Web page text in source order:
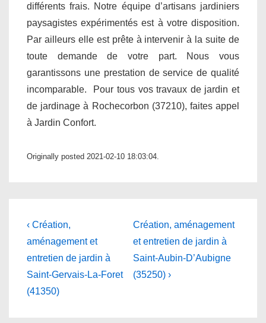
différents frais. Notre équipe d’artisans jardiniers
paysagistes expérimentés est à votre disposition.
Par ailleurs elle est prête à intervenir à la suite de
toute demande de votre part. Nous vous
garantissons une prestation de service de qualité
incomparable. Pour tous vos travaux de jardin et
de jardinage à Rochecorbon (37210), faites appel
à Jardin Confort.
Originally posted 2021-02-10 18:03:04.
Navigation
de
l’article
Previous
Post
is
‹ Création,
aménagement et
entretien de jardin à
Saint-Gervais-La-Foret
(41350)
Next
Post
is
Création, aménagement
et entretien de jardin à
Saint-Aubin-D’Aubigne
(35250) ›